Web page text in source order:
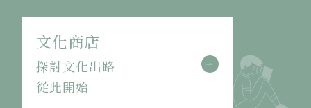
文化商店
探討文化出路
從此開始